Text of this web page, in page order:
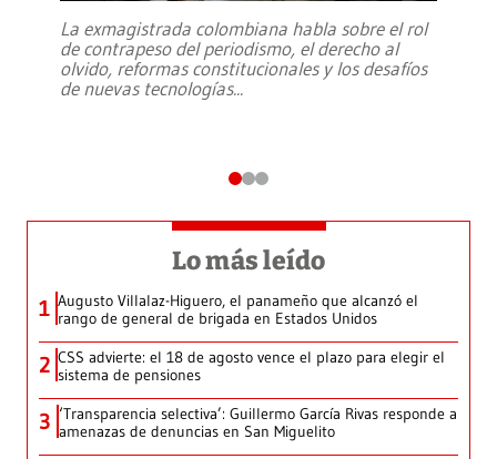
La exmagistrada colombiana habla sobre el rol
de contrapeso del periodismo, el derecho al
olvido, reformas constitucionales y los desafíos
de nuevas tecnologías...
Lo más leído
1 Augusto Villalaz-Higuero, el panameño que alcanzó el
rango de general de brigada en Estados Unidos
2 CSS advierte: el 18 de agosto vence el plazo para elegir el
sistema de pensiones
3 ‘Transparencia selectiva’: Guillermo García Rivas responde a
amenazas de denuncias en San Miguelito